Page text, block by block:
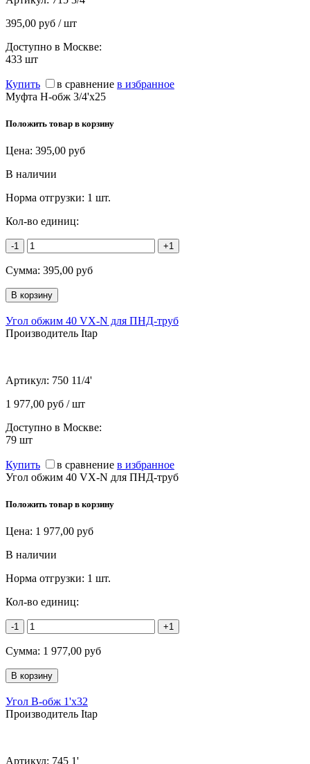
395,00 руб / шт
Доступно в Москве:
433 шт
Купить в сравнение в избранное
Муфта Н-обж 3/4'х25
Положить товар в корзину
Цена: 395,00 руб
В наличии
Норма отгрузки: 1 шт.
Кол-во единиц:
-1 +1
Сумма: 395,00 руб
Угол обжим 40 VX-N для ПНД-труб
Производитель Itap
Артикул: 750 11/4'
1 977,00 руб / шт
Доступно в Москве:
79 шт
Купить в сравнение в избранное
Угол обжим 40 VX-N для ПНД-труб
Положить товар в корзину
Цена: 1 977,00 руб
В наличии
Норма отгрузки: 1 шт.
Кол-во единиц:
-1 +1
Сумма: 1 977,00 руб
Угол В-обж 1'х32
Производитель Itap
Артикул: 745 1'